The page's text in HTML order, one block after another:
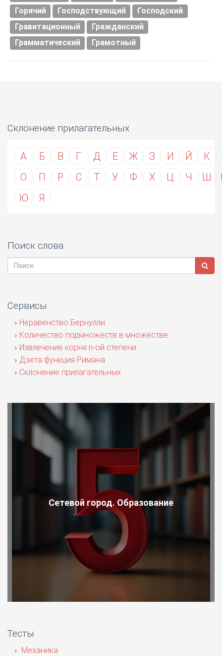
Горячий Господствующий
Господский
Гравитационный
Гражданский
Грамматический
Грамотный
Склонение прилагательных
А Б В Г Д Е Ж З И Й К
О
П Р С Т У Ф Х Ц Ч Ш
Ю
Я
Поиск слова
Сервисы
Неравенство Бернулли
Количество подмножеств в множестве
Извлечение корня n-ой степени
Дзета функция Римана
Склонение прилагательных
Сетевой город. Образование
Тесты
Механика